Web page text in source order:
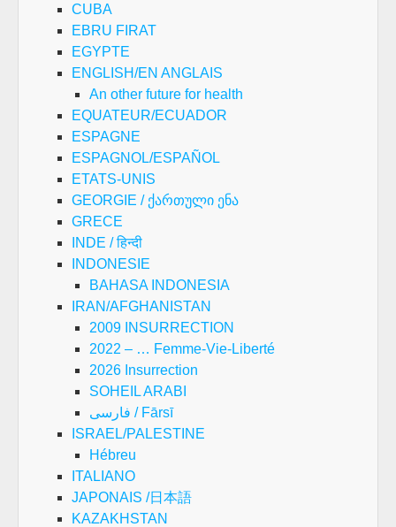
CUBA
EBRU FIRAT
EGYPTE
ENGLISH/EN ANGLAIS
An other future for health
EQUATEUR/ECUADOR
ESPAGNE
ESPAGNOL/ESPAÑOL
ETATS-UNIS
GEORGIE / ქართული ენა
GRECE
INDE / हिन्दी
INDONESIE
BAHASA INDONESIA
IRAN/AFGHANISTAN
2009 INSURRECTION
2022 – … Femme-Vie-Liberté
2026 Insurrection
SOHEIL ARABI
فارسی / Fārsī
ISRAEL/PALESTINE
Hébreu
ITALIANO
JAPONAIS /日本語
KAZAKHSTAN